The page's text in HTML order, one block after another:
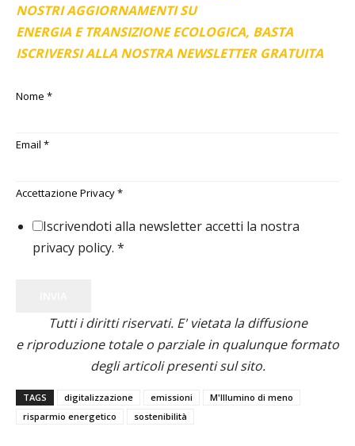
NOSTRI AGGIORNAMENTI SU
ENERGIA E TRANSIZIONE ECOLOGICA, BASTA
ISCRIVERSI ALLA NOSTRA NEWSLETTER GRATUITA
Nome *
Email *
Accettazione Privacy*
Iscrivendoti alla newsletter accetti la nostra
privacy policy. *
Tutti i diritti riservati. E' vietata la diffusione
e riproduzione totale o parziale in qualunque formato
degli articoli presenti sul sito.
TAGS digitalizzazione emissioni
M'Illumino di meno
risparmio energetico
sostenibilità